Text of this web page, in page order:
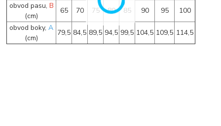
obvod pasu, B
(cm)
65 70 75 80 85 90 95
100
obvod boky,A
(cm)
79,5 84,5 89,5 94,5 99,5 104,5 109,5 114,5